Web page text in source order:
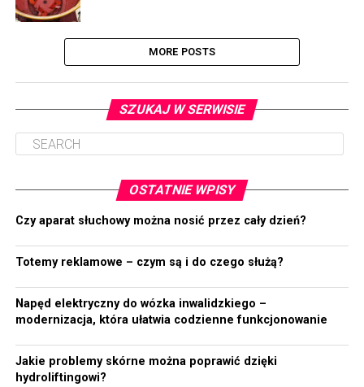
MORE POSTS
SZUKAJ W SERWISIE
OSTATNIE WPISY
Czy aparat słuchowy można nosić przez cały dzień?
Totemy reklamowe – czym są i do czego służą?
Napęd elektryczny do wózka inwalidzkiego –
modernizacja, która ułatwia codzienne funkcjonowanie
Jakie problemy skórne można poprawić dzięki
hydroliftingowi?